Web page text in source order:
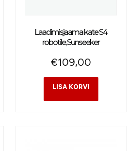
Laadimisjaama kate S4
robotile, Sunseeker
€109,00